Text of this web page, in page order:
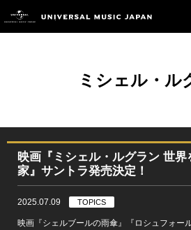
ミシェル・ル
映画『ミシェル・ルグラン 世
家』サントラ発売決定！
2025.07.09 TOPICS
映画『シェルブールの雨傘』『ロシュフォー